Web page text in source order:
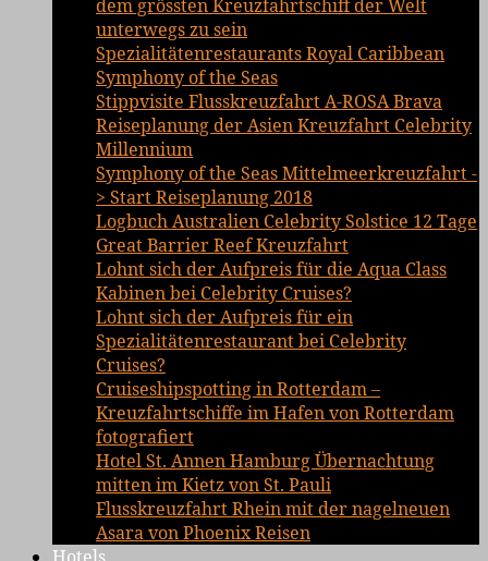
dem grössten Kreuzfahrtschiff der Welt
unterwegs zu sein
Spezialitätenrestaurants Royal Caribbean
Symphony of the Seas
Stippvisite Flusskreuzfahrt A-ROSA Brava
Reiseplanung der Asien Kreuzfahrt Celebrity
Millennium
Symphony of the Seas Mittelmeerkreuzfahrt -
> Start Reiseplanung 2018
Logbuch Australien Celebrity Solstice 12 Tage
Great Barrier Reef Kreuzfahrt
Lohnt sich der Aufpreis für die Aqua Class
Kabinen bei Celebrity Cruises?
Lohnt sich der Aufpreis für ein
Spezialitätenrestaurant bei Celebrity
Cruises?
Cruiseshipspotting in Rotterdam –
Kreuzfahrtschiffe im Hafen von Rotterdam
fotografiert
Hotel St. Annen Hamburg Übernachtung
mitten im Kietz von St. Pauli
Flusskreuzfahrt Rhein mit der nagelneuen
Asara von Phoenix Reisen